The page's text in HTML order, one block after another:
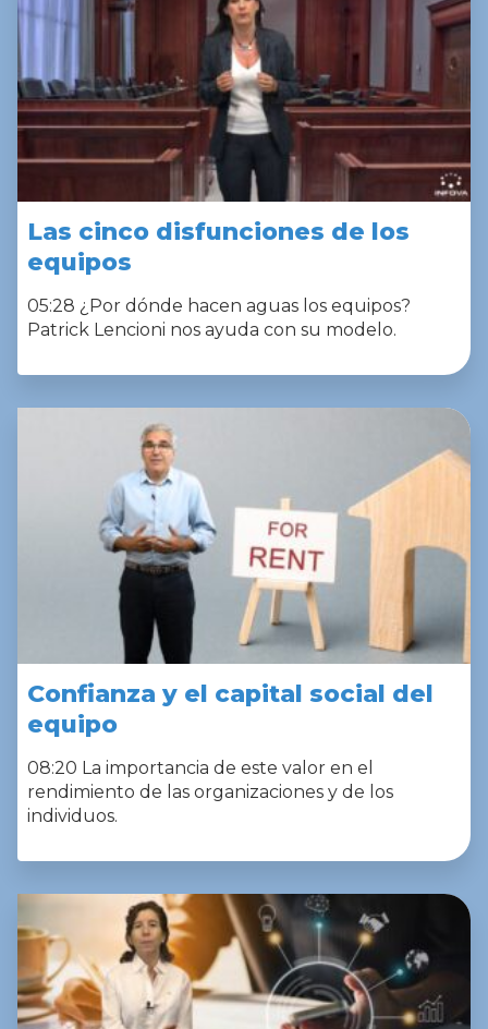
Las cinco disfunciones de los
equipos
05:28 ¿Por dónde hacen aguas los equipos?
Patrick Lencioni nos ayuda con su modelo.
Confianza y el capital social del
equipo
08:20 La importancia de este valor en el
rendimiento de las organizaciones y de los
individuos.